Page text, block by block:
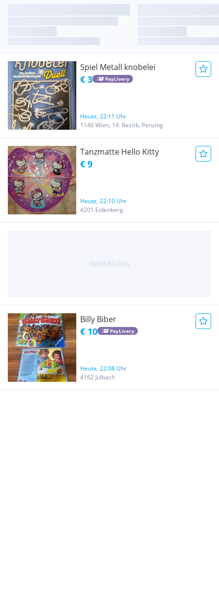
Spiel Metall knobelei
€ 3 PayLivery
Heute, 22:11 Uhr
1140 Wien, 14. Bezirk, Penzing
Tanzmatte Hello Kitty
€ 9
Heute, 22:10 Uhr
4201 Eidenberg
Billy Biber
€ 10 PayLivery
Heute, 22:08 Uhr
4162 Julbach